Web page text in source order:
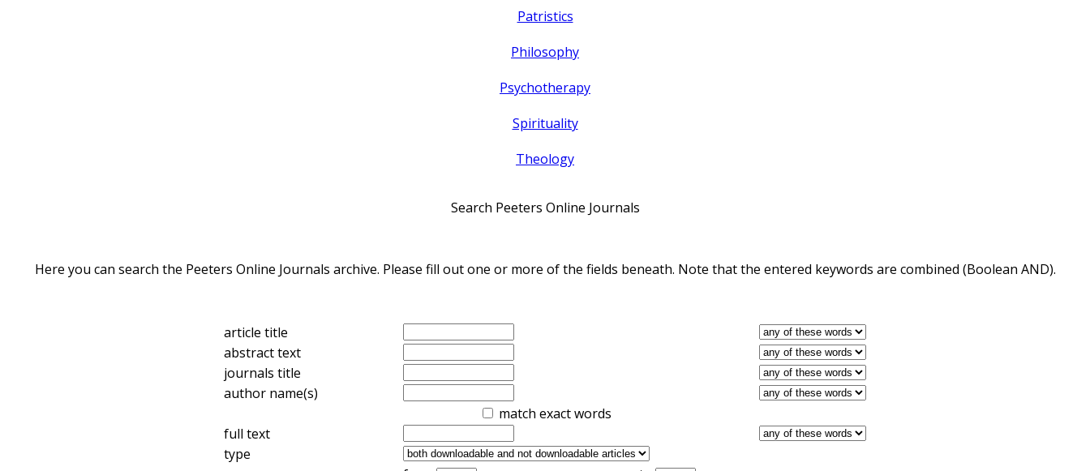
Patristics
Philosophy
Psychotherapy
Spirituality
Theology
Search Peeters Online Journals
Here you can search the Peeters Online Journals archive. Please fill out one or more of the fields beneath. Note that the entered keywords are combined (Boolean AND).
article title
abstract text
journals title
author name(s)
match exact words
full text
type